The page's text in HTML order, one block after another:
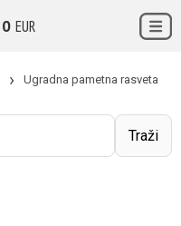
0 EUR
Ugradna pametna rasveta
Traži